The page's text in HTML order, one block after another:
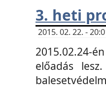
3. heti
2015. 02. 22. -
2015.02.24-
előadás